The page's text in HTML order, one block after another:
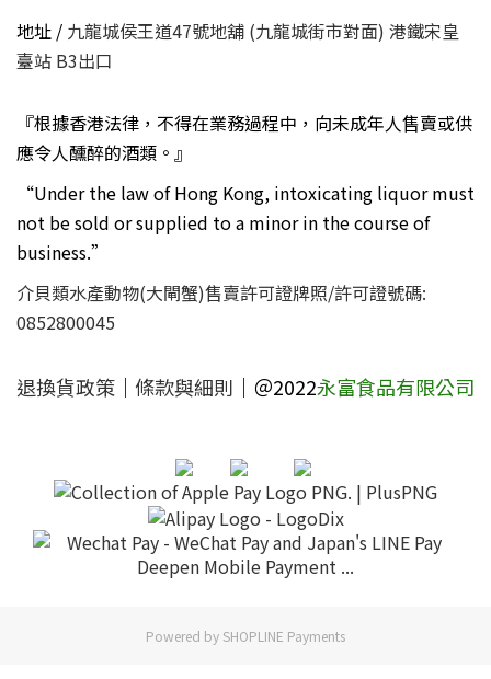
地址 / 九龍城侯王道47號地舖 (九龍城街市對面) 港鐵宋皇
臺站 B3出口
『根據香港法律，不得在業務過程中，向未成年人售賣或供
應令人醺醉的酒類。』
“Under the law of Hong Kong, intoxicating liquor must
not be sold or supplied to a minor in the course of
business.”
介貝類水產動物(大閘蟹)售賣許可證牌照/許可證號碼:
0852800045
退換貨政策 ｜ 條款與細則 ｜＠2022永富食品有限公司
Powered by SHOPLINE Payments